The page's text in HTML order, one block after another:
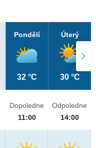
Pondělí
32 °C
Úterý
30 °C
Dopoledne
11:00
Odpoledne
14:00